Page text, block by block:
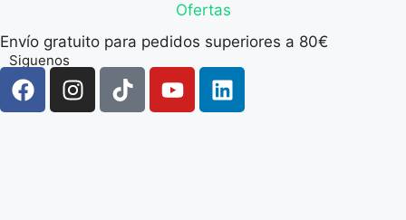
Ofertas
Envío gratuito para pedidos superiores a 80€
Siguenos